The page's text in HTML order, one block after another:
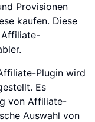
Provisionen
kaufen. Diese
Affiliate-
Plugin wird
Es
von Affiliate-
Auswahl von